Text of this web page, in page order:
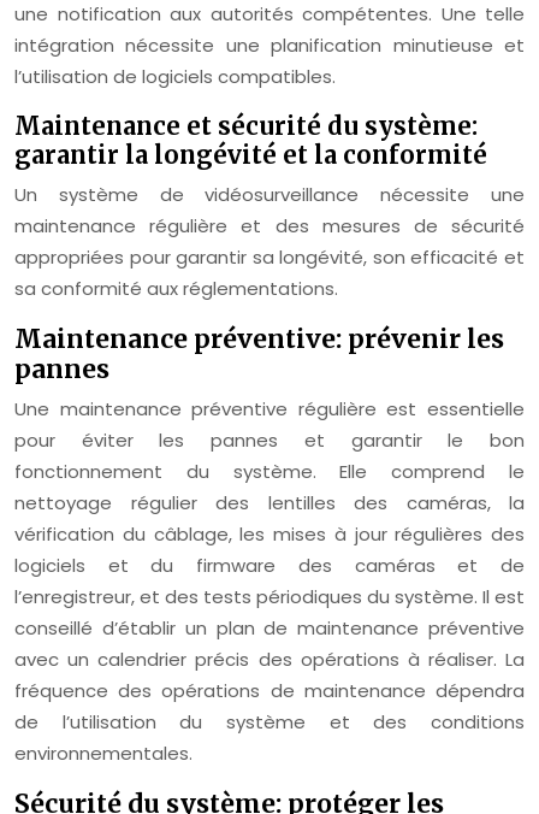
une notification aux autorités compétentes. Une telle
intégration nécessite une planification minutieuse et
l’utilisation de logiciels compatibles.
Maintenance et sécurité du système:
garantir la longévité et la conformité
Un système de vidéosurveillance nécessite une
maintenance régulière et des mesures de sécurité
appropriées pour garantir sa longévité, son efficacité et
sa conformité aux réglementations.
Maintenance préventive: prévenir les
pannes
Une maintenance préventive régulière est essentielle
pour éviter les pannes et garantir le bon
fonctionnement du système. Elle comprend le
nettoyage régulier des lentilles des caméras, la
vérification du câblage, les mises à jour régulières des
logiciels et du firmware des caméras et de
l’enregistreur, et des tests périodiques du système. Il est
conseillé d’établir un plan de maintenance préventive
avec un calendrier précis des opérations à réaliser. La
fréquence des opérations de maintenance dépendra
de l’utilisation du système et des conditions
environnementales.
Sécurité du système: protéger les